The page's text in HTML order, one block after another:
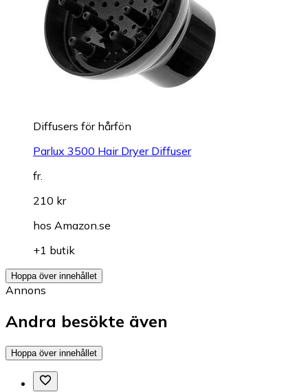
Diffusers för hårfön
Parlux 3500 Hair Dryer Diffuser
fr.
210 kr
hos Amazon.se
+1 butik
Hoppa över innehållet
Annons
Andra besökte även
Hoppa över innehållet